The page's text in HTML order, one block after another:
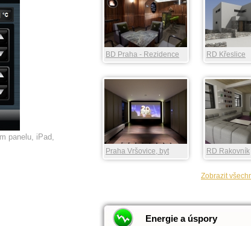
panelu, iPad,
BD Praha - Rezidence
Rivergate
RD Křeslice
Praha Vršovice, byt RD Rakovník
Zobrazit
Energie a úspory